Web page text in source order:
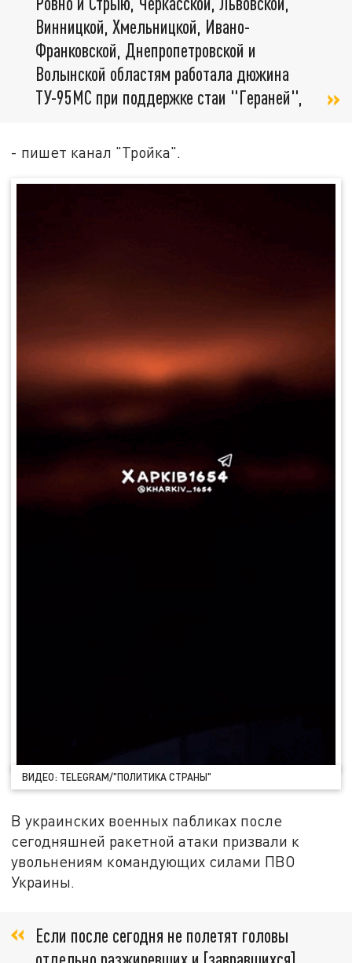
Винницкой, Хмельницкой, Ивано-
Франковской, Днепропетровской и
Волынской областям работала дюжина
ТУ-95МС при поддержке стаи "Гераней",
- пишет канал "Тройка".
ВИДЕО: TELEGRAM/"ПОЛИТИКА СТРАНЫ"
В украинских военных пабликах после
сегодняшней ракетной атаки призвали к
увольнениям командующих силами ПВО
Украины.
Если после сегодня не полетят головы
отдельно разжиревших и [завравшихся]